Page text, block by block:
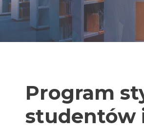
Program
studentów